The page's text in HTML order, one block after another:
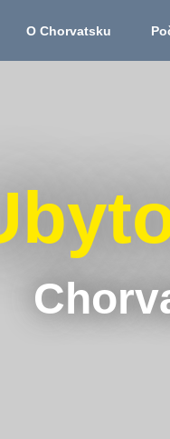
O Chorvatsku